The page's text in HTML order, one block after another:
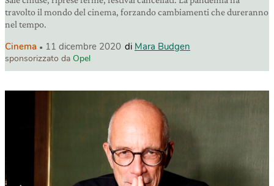
travolto il mondo del cinema, forzando cambiamenti che dureranno
nel tempo.
Cinema 11 dicembre 2020 di Mara Budgen
sponsorizzato da Opel